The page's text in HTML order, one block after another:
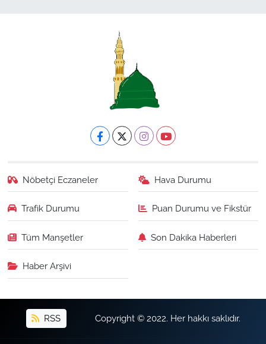
Nöbetçi Eczaneler Hava Durumu
Trafik Durumu Puan Durumu ve Fikstür
Tüm Manşetler Son Dakika Haberleri
Haber Arşivi
RSS Copyright © 2022. Her hakkı saklıdır.